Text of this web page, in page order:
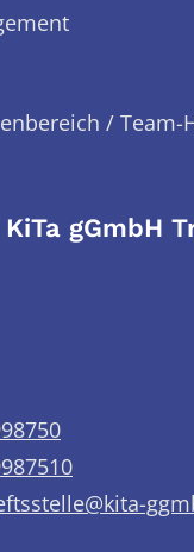
/ Team-
gGmbH